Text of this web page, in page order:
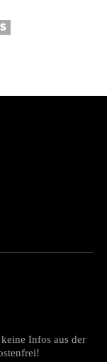
Infos aus der